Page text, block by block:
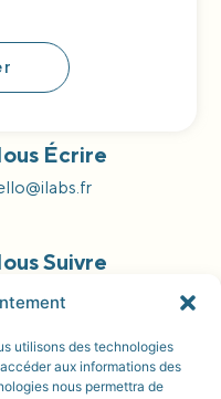
utilisons des technologies
aux informations des
nous permettra de
Écrire
Suivre